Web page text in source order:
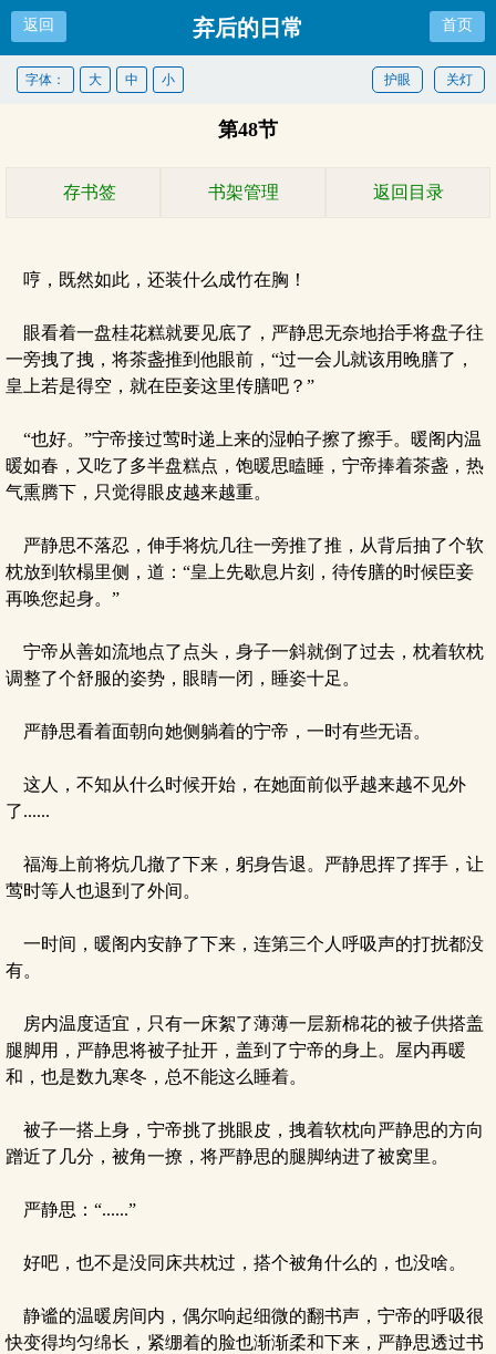
返回 弃后的日常 首页
关灯
护眼
字体： 大 中 小
第48节
存书签 书架管理 返回目录
哼，既然如此，还装什么成竹在胸！
眼看着一盘桂花糕就要见底了，严静思无奈地抬手将盘子往
一旁拽了拽，将茶盏推到他眼前，“过一会儿就该用晚膳了，
皇上若是得空，就在臣妾这里传膳吧？”
“也好。”宁帝接过莺时递上来的湿帕子擦了擦手。暖阁内温
暖如春，又吃了多半盘糕点，饱暖思瞌睡，宁帝捧着茶盏，热
气熏腾下，只觉得眼皮越来越重。
严静思不落忍，伸手将炕几往一旁推了推，从背后抽了个软
枕放到软榻里侧，道：“皇上先歇息片刻，待传膳的时候臣妾
再唤您起身。”
宁帝从善如流地点了点头，身子一斜就倒了过去，枕着软枕
调整了个舒服的姿势，眼睛一闭，睡姿十足。
严静思看着面朝向她侧躺着的宁帝，一时有些无语。
这人，不知从什么时候开始，在她面前似乎越来越不见外
了......
福海上前将炕几撤了下来，躬身告退。严静思挥了挥手，让
莺时等人也退到了外间。
一时间，暖阁内安静了下来，连第三个人呼吸声的打扰都没
有。
房内温度适宜，只有一床絮了薄薄一层新棉花的被子供搭盖
腿脚用，严静思将被子扯开，盖到了宁帝的身上。屋内再暖
和，也是数九寒冬，总不能这么睡着。
被子一搭上身，宁帝挑了挑眼皮，拽着软枕向严静思的方向
蹭近了几分，被角一撩，将严静思的腿脚纳进了被窝里。
严静思：“......”
好吧，也不是没同床共枕过，搭个被角什么的，也没啥。
静谧的温暖房间内，偶尔响起细微的翻书声，宁帝的呼吸很
快变得均匀绵长，紧绷着的脸也渐渐柔和下来，严静思透过书